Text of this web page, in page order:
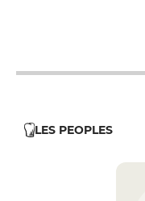
LES PEOPLES